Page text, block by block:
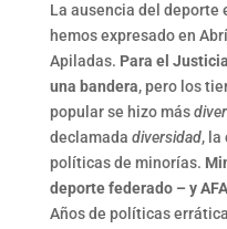
La ausencia del deporte
hemos expresado en
Apiladas. Para el
una bandera, pero los
popular se hizo más
declamada diversidad, la
políticas de minorías.
deporte federado – y
Años de políticas